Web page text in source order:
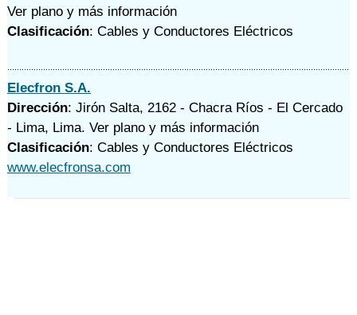
Ver plano y más información
Clasificación: Cables y Conductores Eléctricos
Elecfron S.A.
Dirección: Jirón Salta, 2162 - Chacra Ríos - El Cercado
- Lima, Lima. Ver plano y más información
Clasificación: Cables y Conductores Eléctricos
www.elecfronsa.com